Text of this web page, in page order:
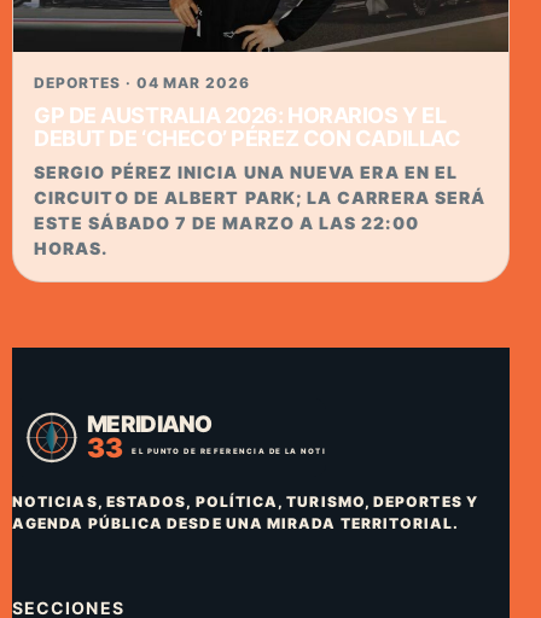
DEPORTES · 04 MAR 2026
GP DE AUSTRALIA 2026: HORARIOS Y EL
DEBUT DE ‘CHECO’ PÉREZ CON CADILLAC
SERGIO PÉREZ INICIA UNA NUEVA ERA EN EL
CIRCUITO DE ALBERT PARK; LA CARRERA SERÁ
ESTE SÁBADO 7 DE MARZO A LAS 22:00
HORAS.
NOTICIAS, ESTADOS, POLÍTICA, TURISMO, DEPORTES Y
AGENDA PÚBLICA DESDE UNA MIRADA TERRITORIAL.
SECCIONES